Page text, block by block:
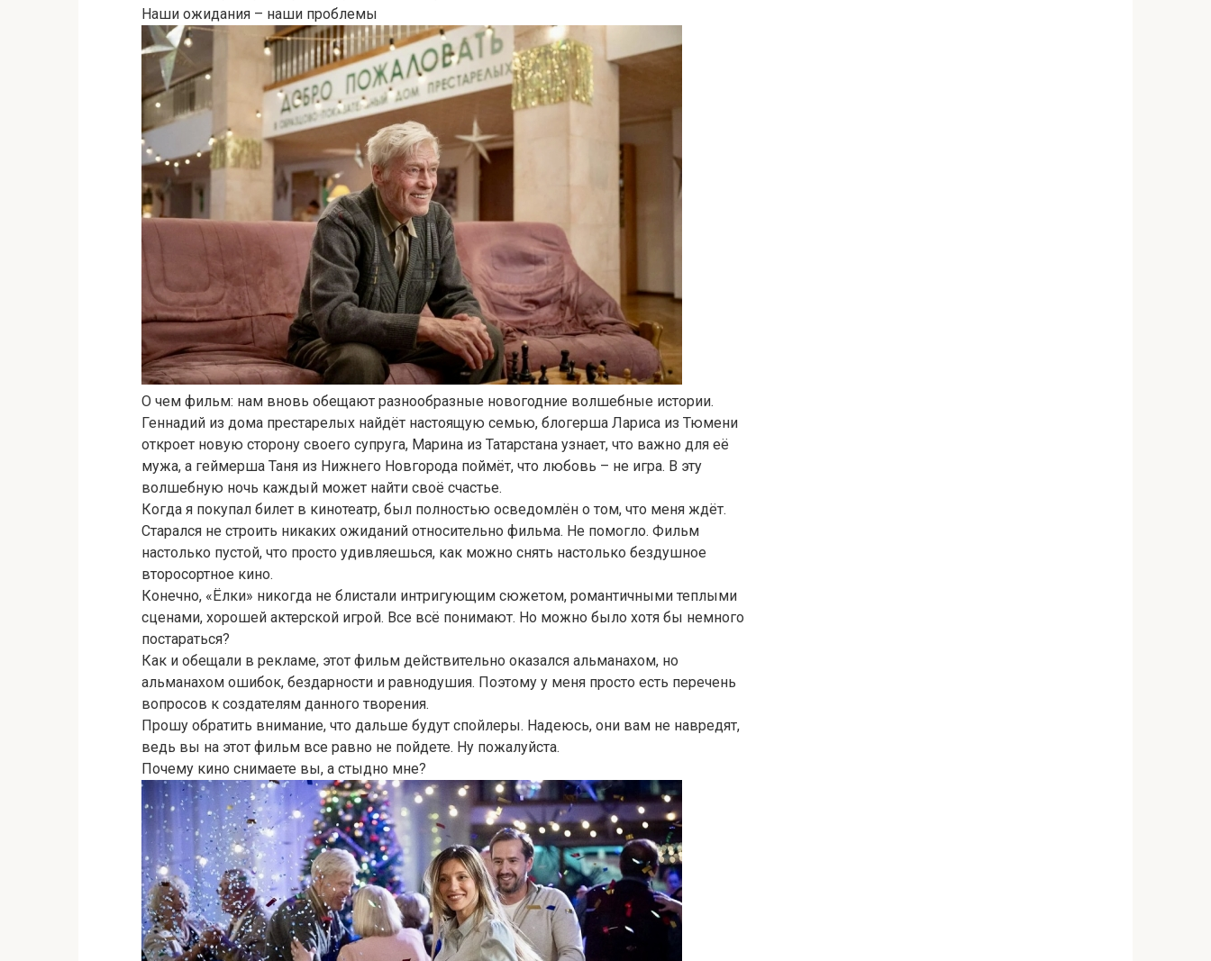
Наши ожидания – наши проблемы
О чем фильм: нам вновь обещают разнообразные новогодние волшебные истории.
Геннадий из дома престарелых найдёт настоящую семью, блогерша Лариса из Тюмени
откроет новую сторону своего супруга, Марина из Татарстана узнает, что важно для её
мужа, а геймерша Таня из Нижнего Новгорода поймёт, что любовь – не игра. В эту
волшебную ночь каждый может найти своё счастье.
Когда я покупал билет в кинотеатр, был полностью осведомлён о том, что меня ждёт.
Старался не строить никаких ожиданий относительно фильма. Не помогло. Фильм
настолько пустой, что просто удивляешься, как можно снять настолько бездушное
второсортное кино.
Конечно, «Ёлки» никогда не блистали интригующим сюжетом, романтичными теплыми
сценами, хорошей актерской игрой. Все всё понимают. Но можно было хотя бы немного
постараться?
Как и обещали в рекламе, этот фильм действительно оказался альманахом, но
альманахом ошибок, бездарности и равнодушия. Поэтому у меня просто есть перечень
вопросов к создателям данного творения.
Прошу обратить внимание, что дальше будут спойлеры. Надеюсь, они вам не навредят,
ведь вы на этот фильм все равно не пойдете. Ну пожалуйста.
Почему кино снимаете вы, а стыдно мне?